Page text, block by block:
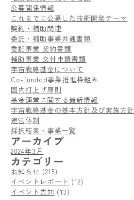
公募関係情報
これまでに公募した技術開発テーマ
契約・補助関連
委託・補助事業共通書類
委託事業 契約書類
補助事業 交付申請書類
宇宙戦略基金について
Co-funded事業推進枠組み
国内打上げ原則
基金運営に関する最新情報
宇宙戦略基金の基本方針及び実施方針
運営体制
採択結果・事業一覧
アーカイブ
2024年3月
カテゴリー
お知らせ (215)
イベントレポート (12)
イベント告知 (13)